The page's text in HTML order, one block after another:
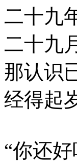
二十九
二十九
那认识
经得起
“你还